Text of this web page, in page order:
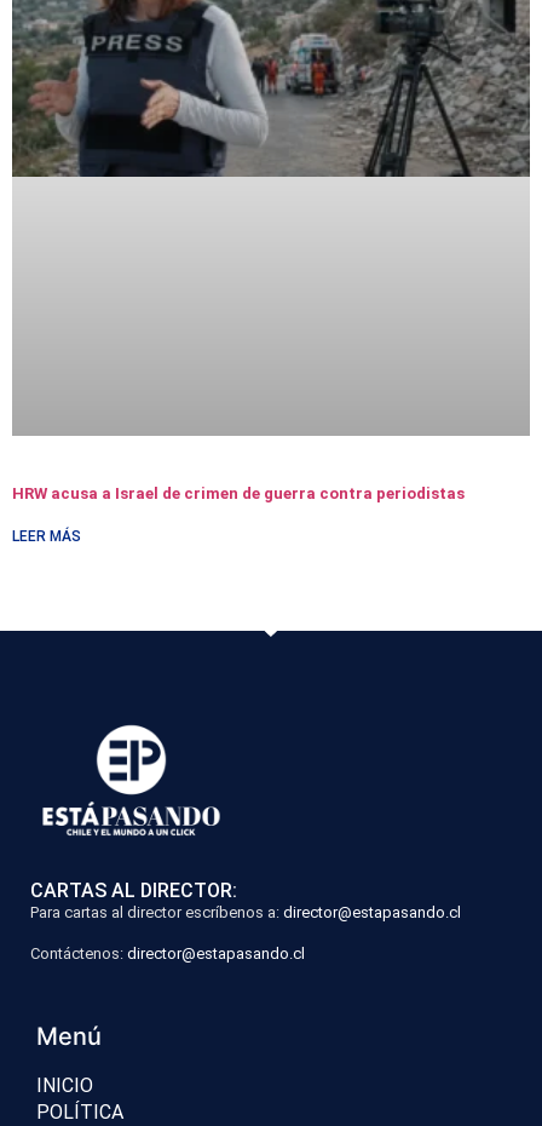
HRW acusa a Israel de crimen de guerra contra periodistas
LEER MÁS
CARTAS AL DIRECTOR:
Para cartas al director escríbenos a: director@estapasando.cl
Contáctenos: director@estapasando.cl
Menú
INICIO
POLÍTICA